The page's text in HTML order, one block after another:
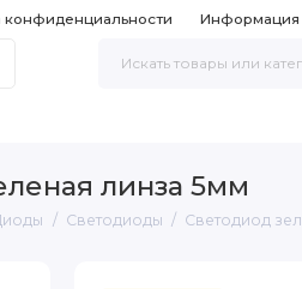
конфиденциальности Информация
линза 5мм
Светодиоды Светодиод